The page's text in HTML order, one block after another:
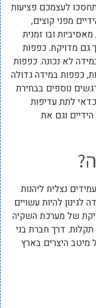
לעצמכם פציעות
מפני קוצים,
ובו זמנית
גם מדויקת. כפפות
לא נכונה. כפפות
כפפות במידה גדולה
נוספים בבחירת
לתת עדיפות
וגם את
נצליח ליהנות
לגינון להיות עשויים
של מערכת השקיה
דרך חברת בני
מיטב היצרים בארץ